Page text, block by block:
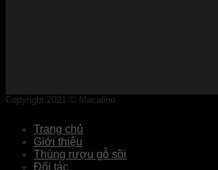
Copyright 2021 © Macalino
Trang chủ
Giới thiệu
Thùng rượu gỗ sồi
Đối tác